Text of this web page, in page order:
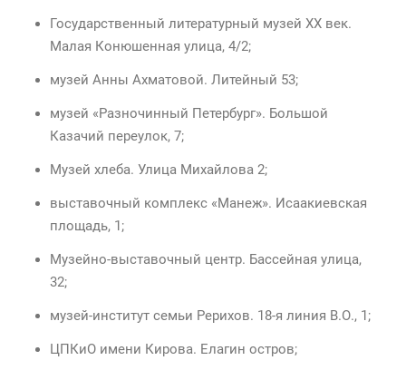
Государственный литературный музей XX век.
Малая Конюшенная улица, 4/2;
музей Анны Ахматовой. Литейный 53;
музей «Разночинный Петербург». Большой
Казачий переулок, 7;
Музей хлеба. Улица Михайлова 2;
выставочный комплекс «Манеж». Исаакиевская
площадь, 1;
Музейно-выставочный центр. Бассейная улица,
32;
музей-институт семьи Рерихов. 18-я линия В.О., 1;
ЦПКиО имени Кирова. Елагин остров;